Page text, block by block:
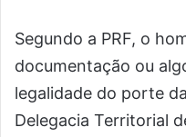
Segundo a PRF, o
documentação ou
legalidade do porte
Delegacia Territorial